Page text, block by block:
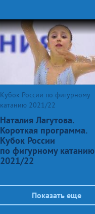
Кубок России по фигурному
катанию 2021/22
Наталия Лагутова.
Короткая программа.
Кубок России
по фигурному катанию
2021/22
Показать еще